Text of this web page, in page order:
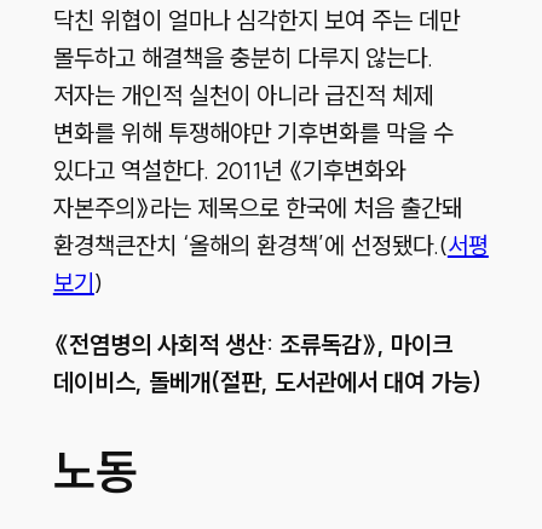
닥친 위협이 얼마나 심각한지 보여 주는 데만
몰두하고 해결책을 충분히 다루지 않는다.
저자는 개인적 실천이 아니라 급진적 체제
변화를 위해 투쟁해야만 기후변화를 막을 수
있다고 역설한다. 2011년 《기후변화와
자본주의》라는 제목으로 한국에 처음 출간돼
환경책큰잔치 ‘올해의 환경책’에 선정됐다.(서평
보기)
《전염병의 사회적 생산: 조류독감》, 마이크
데이비스, 돌베개(절판, 도서관에서 대여 가능)
노동